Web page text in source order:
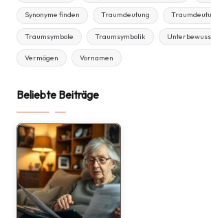
Synonyme finden Traumdeutung
Traumsymbole Traumsymbolik
Vermögen Vornamen
Beliebte Beiträge